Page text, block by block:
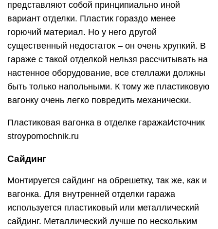
представляют собой принципиально иной
вариант отделки. Пластик гораздо менее
горючий материал. Но у него другой
существенный недостаток – он очень хрупкий. В
гараже с такой отделкой нельзя рассчитывать на
настенное оборудование, все стеллажи должны
быть только напольными. К тому же пластиковую
вагонку очень легко повредить механически.
Пластиковая вагонка в отделке гаражаИсточник
stroypomochnik.ru
Сайдинг
Монтируется сайдинг на обрешетку, так же, как и
вагонка. Для внутренней отделки гаража
используется пластиковый или металлический
сайдинг. Металлический лучше по нескольким